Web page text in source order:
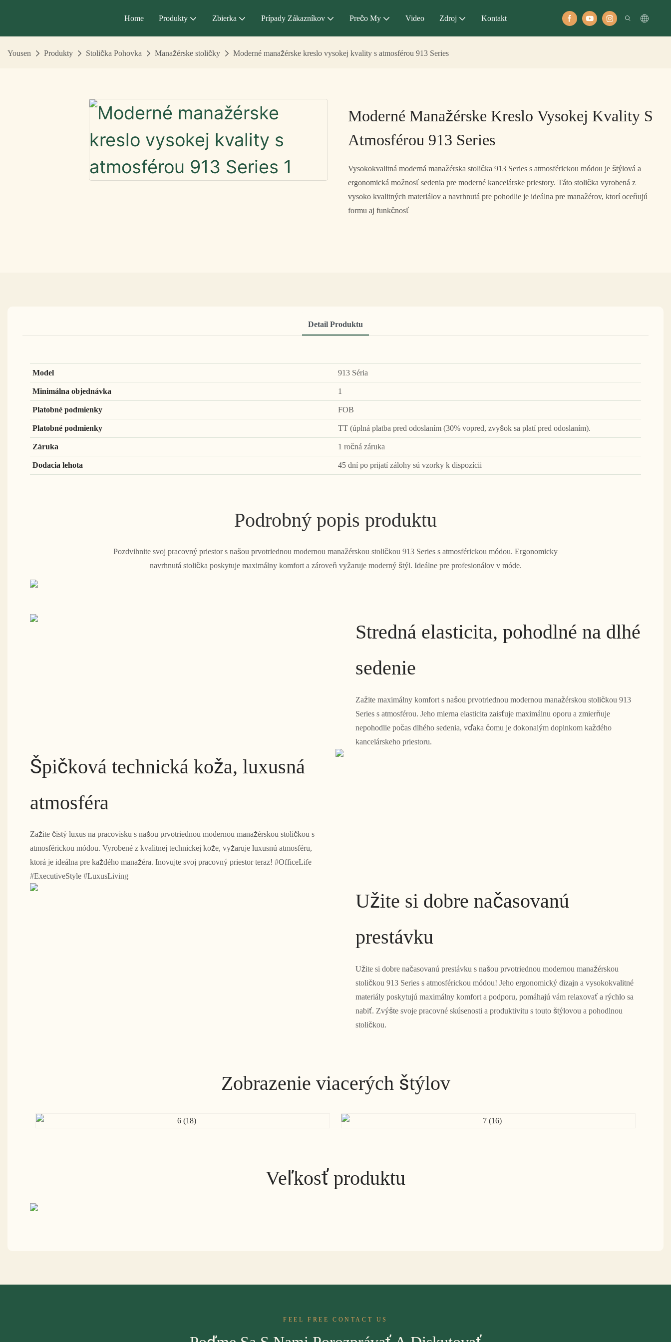
Home Produkty Zbierka Prípady Zákazníkov Prečo My Video Zdroj Kontakt
Yousen Produkty Stolička Pohovka Manažérske stoličky Moderné manažérske kreslo vysokej kvality s atmosférou 913 Series
Moderné Manažérske Kreslo Vysokej Kvality S
Atmosférou 913 Series
Vysokokvalitná moderná manažérska stolička 913 Series s atmosférickou módou je štýlová a
ergonomická možnosť sedenia pre moderné kancelárske priestory. Táto stolička vyrobená z
vysoko kvalitných materiálov a navrhnutá pre pohodlie je ideálna pre manažérov, ktorí oceňujú
formu aj funkčnosť
Detail Produktu
Model
913 Séria
Minimálna objednávka
1
Platobné podmienky
FOB
Platobné podmienky
TT (úplná platba pred odoslaním (30% vopred, zvyšok sa platí pred odoslaním).
Záruka
1 ročná záruka
Dodacia lehota
45 dní po prijatí zálohy sú vzorky k dispozícii
Podrobný popis produktu
Pozdvihnite svoj pracovný priestor s našou prvotriednou modernou manažérskou stoličkou 913 Series s atmosférickou módou. Ergonomicky
navrhnutá stolička poskytuje maximálny komfort a zároveň vyžaruje moderný štýl. Ideálne pre profesionálov v móde.
Stredná elasticita, pohodlné na dlhé
sedenie
Zažite maximálny komfort s našou prvotriednou modernou manažérskou stoličkou 913
Series s atmosférou. Jeho mierna elasticita zaisťuje maximálnu oporu a zmierňuje
nepohodlie počas dlhého sedenia, vďaka čomu je dokonalým doplnkom každého
kancelárskeho priestoru.
Špičková technická koža, luxusná
atmosféra
Zažite čistý luxus na pracovisku s našou prvotriednou modernou manažérskou stoličkou s
atmosférickou módou. Vyrobené z kvalitnej technickej kože, vyžaruje luxusnú atmosféru,
ktorá je ideálna pre každého manažéra. Inovujte svoj pracovný priestor teraz! #OfficeLife
#ExecutiveStyle #LuxusLiving
Užite si dobre načasovanú
prestávku
Užite si dobre načasovanú prestávku s našou prvotriednou modernou manažérskou
stoličkou 913 Series s atmosférickou módou! Jeho ergonomický dizajn a vysokokvalitné
materiály poskytujú maximálny komfort a podporu, pomáhajú vám relaxovať a rýchlo sa
nabiť. Zvýšte svoje pracovné skúsenosti a produktivitu s touto štýlovou a pohodlnou
stoličkou.
Zobrazenie viacerých štýlov
Veľkosť produktu
FEEL FREE CONTACT US